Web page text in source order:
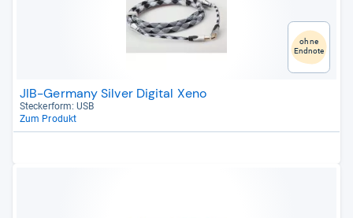
ohne
Endnote
JIB-Germany Silver Digital Xeno
Stecker­form: USB
Zum Produkt